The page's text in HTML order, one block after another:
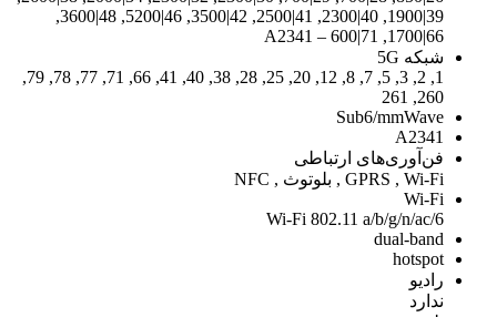
39|1900, 40|2300, 41|2500, 42|3500, 46|5200, 48|3600,
66|1700, 71|600 – A2341
شبکه 5G
1, 2, 3, 5, 7, 8, 12, 20, 25, 28, 38, 40, 41, 66, 71, 77, 78, 79,
260, 261
Sub6/mmWave
A2341
فن‌آوری‌های ارتباطی
GPRS , Wi-Fi , بلوتوث , NFC
Wi-Fi
Wi-Fi 802.11 a/b/g/n/ac/6
dual-band
hotspot
رادیو
ندارد